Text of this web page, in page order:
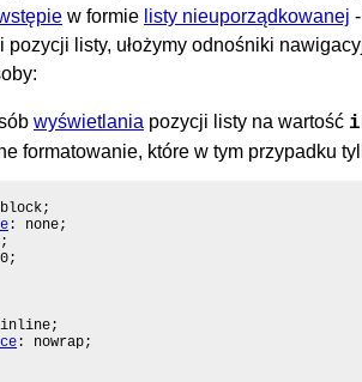
w formie listy nieuporządkowanej
listy, ułożymy odnośniki
wyświetlania pozycji listy na wartość
formatowanie, które w tym przypadku
: none;
: nowrap;